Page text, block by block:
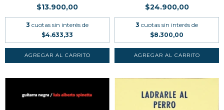
$13.900,00
3 cuotas sin interés de
$4.633,33
$24.900,00
3 cuotas sin interés de
$8.300,00